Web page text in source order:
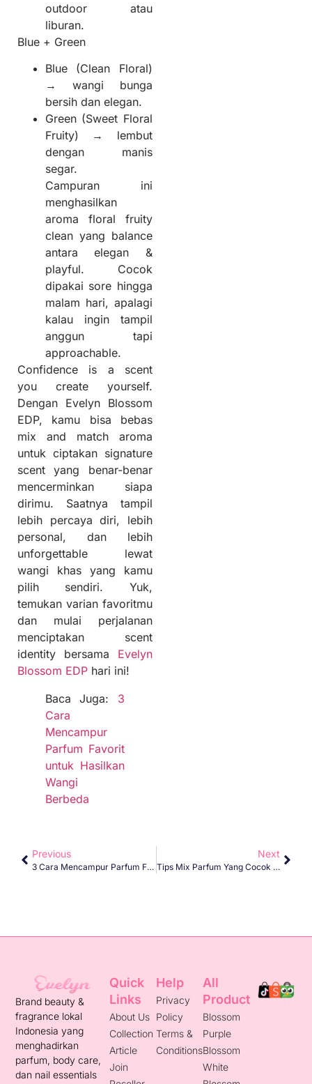
outdoor atau
liburan.
Blue + Green
Blue (Clean Floral)
→ wangi bunga
bersih dan elegan.
Green (Sweet Floral
Fruity) → lembut
dengan manis
segar.
Campuran ini
menghasilkan
aroma floral fruity
clean yang balance
antara elegan &
playful. Cocok
dipakai sore hingga
malam hari, apalagi
kalau ingin tampil
anggun tapi
approachable.
Confidence is a scent
you create yourself.
Dengan Evelyn Blossom
EDP, kamu bisa bebas
mix and match aroma
untuk ciptakan signature
scent yang benar-benar
mencerminkan siapa
dirimu. Saatnya tampil
lebih percaya diri, lebih
personal, dan lebih
unforgettable lewat
wangi khas yang kamu
pilih sendiri. Yuk,
temukan varian favoritmu
dan mulai perjalanan
menciptakan scent
identity bersama Evelyn
Blossom EDP hari ini!
Baca Juga: 3
Cara
Mencampur
Parfum Favorit
untuk Hasilkan
Wangi
Berbeda
Previous
3 Cara Mencampur Parfum Favorit Untuk Hasilkan Wangi Berbeda
Next
Tips Mix Parfum Yang Cocok Untuk Wanita Biar Makin Percaya Diri
Brand beauty &
fragrance lokal
Indonesia yang
menghadirkan
parfum, body care,
dan nail essentials
Quick
Links
About Us
Collection
Article
Join
Help
Privacy
Policy
Terms &
Conditions
All
Product
Blossom
Purple
Blossom
White